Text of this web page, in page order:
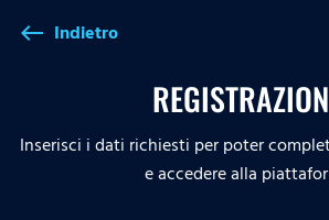
west Indietro
Inserisci i dati richiesti per poter
e accedere alla